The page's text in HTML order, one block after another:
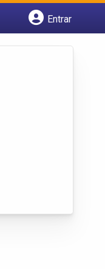
Entrar